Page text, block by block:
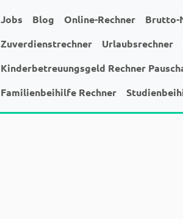
Jobs Blog Online-Rechner
Brutto-
Zuverdienstrechner
Urlaubsrechner
Kinderbetreuungsgeld Rechner
Familienbeihilfe Rechner